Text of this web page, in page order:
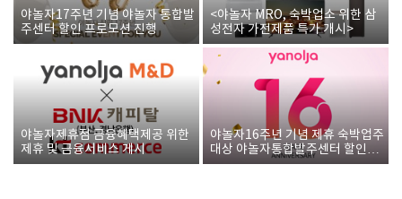
야놀자17주년 기념 야놀자 통합발
주센터 할인 프로모션 진행
<야놀자 MRO, 숙박업소 위한 삼
성전자 가전제품 특가 개시>
야놀자제휴점 금융혜택제공 위한
제휴 및 금융서비스 게시
야놀자16주년 기념 제휴 숙박업주
대상 야놀자통합발주센터 할인쿠
폰 증정